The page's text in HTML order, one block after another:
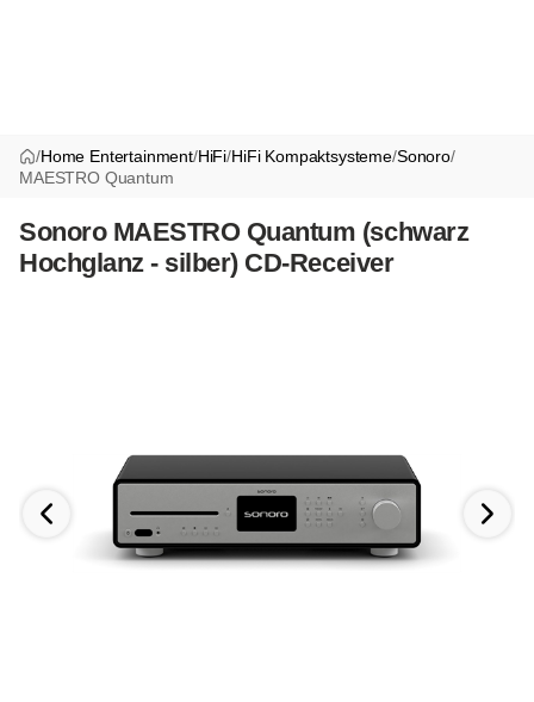
/Home Entertainment/HiFi/HiFi Kompaktsysteme/Sonoro/
MAESTRO Quantum
Sonoro MAESTRO Quantum (schwarz
Hochglanz - silber) CD-Receiver